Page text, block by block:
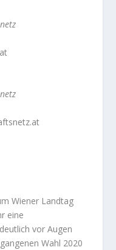
Wiener Landtag
eine
vor Augen
Wahl 2020